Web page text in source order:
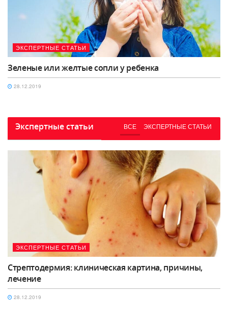
ЭКСПЕРТНЫЕ СТАТЬИ
Зеленые или желтые сопли у ребенка
28.12.2019
Экспертные статьи ВСЕ ЭКСПЕРТНЫЕ СТАТЬИ
ЭКСПЕРТНЫЕ СТАТЬИ
Стрептодермия: клиническая картина, причины,
лечение
28.12.2019